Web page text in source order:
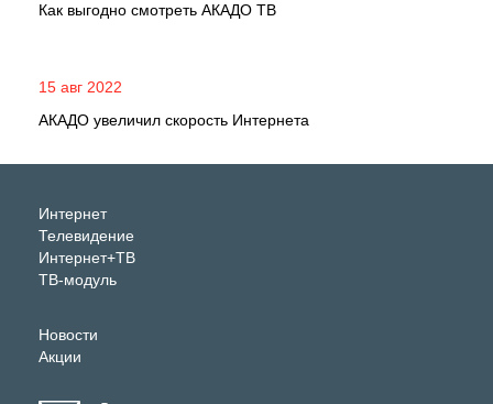
Как выгодно смотреть АКАДО ТВ
15 авг 2022
АКАДО увеличил скорость Интернета
Интернет
Телевидение
Интернет+ТВ
ТВ-модуль
Новости
Акции